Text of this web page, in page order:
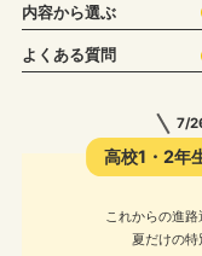
内容から選ぶ
よくある質問
7/
高校1・2年
これからの進路
夏だけの特